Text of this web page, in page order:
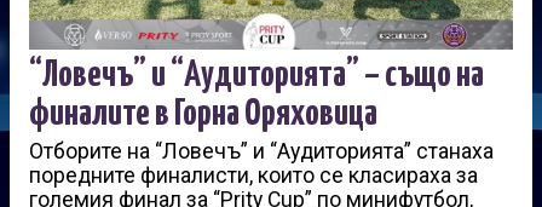
“Ловечъ” и “Аудиторията” – също на
финалите в Горна Оряховица
Отборите на “Ловечъ” и “Аудиторията” станаха
поредните финалисти, които се класираха за
големия финал за “Prity Cup” по минифутбол,